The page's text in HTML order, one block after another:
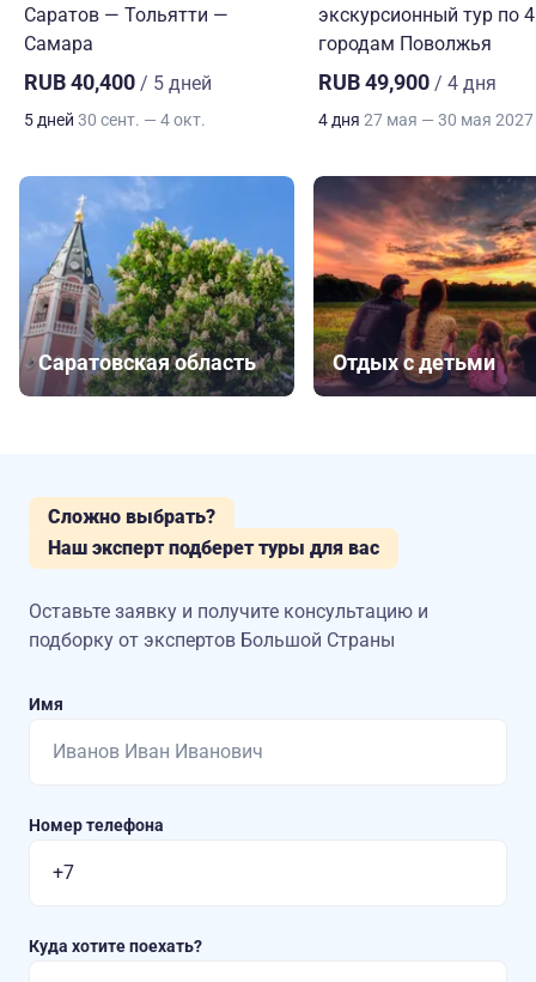
Саратов — Тольятти —
Самара
RUB 40,400 / 5 дней
5 дней 30 сент. — 4 окт.
экскурсионный тур по 4
городам Поволжья
RUB 49,900 / 4 дня
4 дня 27 мая — 30 мая 2027
Саратовская область Отдых с детьми
Сложно выбрать?
Наш эксперт подберет туры для вас
Оставьте заявку и получите консультацию и
подборку от экспертов Большой Страны
Имя
Номер телефона
Куда хотите поехать?